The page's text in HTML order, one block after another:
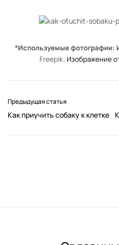
*Используемые фотографии:
Freepik; Изображение
Предыдущая статья
Как приучить собаку к клетке